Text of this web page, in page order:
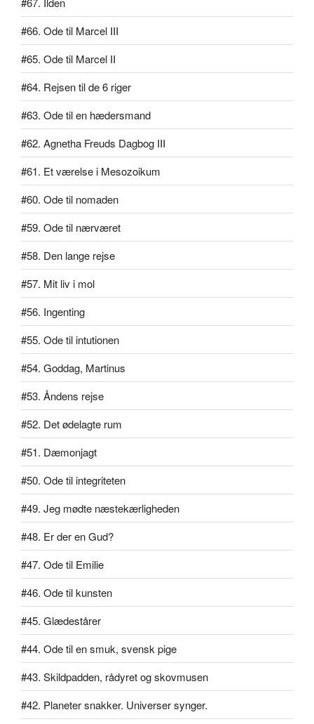
#66. Ode til Marcel III
#65. Ode til Marcel II
#64. Rejsen til de 6 riger
#63. Ode til en hædersmand
#62. Agnetha Freuds Dagbog III
#61. Et værelse i Mesozoikum
#60. Ode til nomaden
#59. Ode til nærværet
#58. Den lange rejse
#57. Mit liv i mol
#56. Ingenting
#55. Ode til intutionen
#54. Goddag, Martinus
#53. Åndens rejse
#52. Det ødelagte rum
#51. Dæmonjagt
#50. Ode til integriteten
#49. Jeg mødte næstekærligheden
#48. Er der en Gud?
#47. Ode til Emilie
#46. Ode til kunsten
#45. Glædestårer
#44. Ode til en smuk, svensk pige
#43. Skildpadden, rådyret og skovmusen
#42. Planeter snakker. Universer synger.